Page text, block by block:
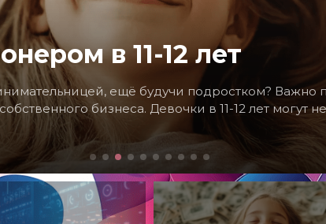
16 лет
главу в твоей книге жизни, особенно когда
есть на самом деле, и что тебе по-настоящему